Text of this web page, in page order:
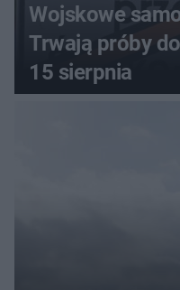
Wojskowe
Trwają próby
15 sierpnia